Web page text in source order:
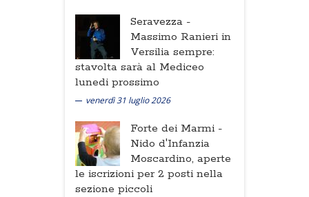
Seravezza -
Massimo Ranieri in
Versilia sempre:
stavolta sarà al Mediceo
lunedi prossimo
venerdì 31 luglio 2026
Forte dei Marmi -
Nido d'Infanzia
Moscardino, aperte
le iscrizioni per 2 posti nella
sezione piccoli